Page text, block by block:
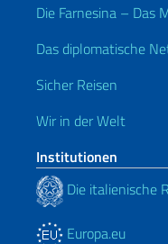
Die Farnesina – Das
Das diplomatische
Sicher Reisen
Wir in der Welt
Institutionen
Die italienische
Europa.eu